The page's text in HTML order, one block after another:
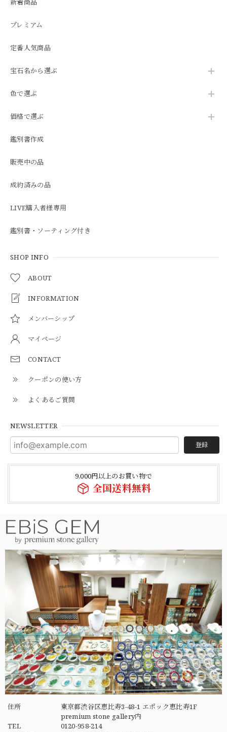
新着商品
プレミアム
定番人気商品
宝石名から選ぶ
色で選ぶ
価格で選ぶ
鑑別書作成
販売中の品
成約済みの品
LIVE購入者様専用
鑑別書・ソーティング付き
SHOP INFO
ABOUT
INFORMATION
メンバーシップ
マイページ
CONTACT
クーポンの使い方
よくあるご質問
NEWSLETTER
登録
9,000円以上のお買い物で
全国送料無料
住所
東京都渋谷区恵比寿3-48-1 エポック恵比寿1F
premium stone gallery内
TEL
0120-958-214